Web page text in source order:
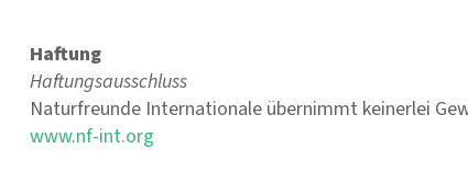
Haftung
Haftungsausschluss
Naturfreunde Internationale übernimmt keinerlei
www.nf-int.org